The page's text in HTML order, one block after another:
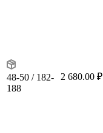
48-50 / 182-
188
2 680.00 ₽